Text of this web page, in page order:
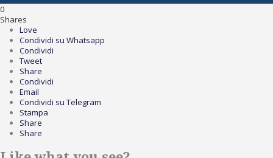
0
Shares
Love
Condividi su Whatsapp
Condividi
Tweet
Share
Condividi
Email
Condividi su Telegram
Stampa
Share
Share